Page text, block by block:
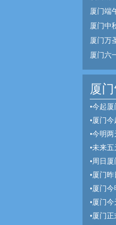
厦门端
厦门中
厦门万
厦门六
厦
•今起厦
•厦门
•今明两
•未来
•周日
•厦门
•厦门
•厦门
•厦门正